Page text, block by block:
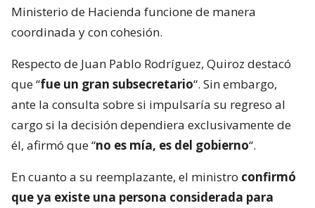
Ministerio de Hacienda funcione de manera
coordinada y con cohesión.
Respecto de Juan Pablo Rodríguez, Quiroz destacó
que “fue un gran subsecretario“. Sin embargo,
ante la consulta sobre si impulsaría su regreso al
cargo si la decisión dependiera exclusivamente de
él, afirmó que “no es mía, es del gobierno“.
En cuanto a su reemplazante, el ministro confirmó
que ya existe una persona considerada para